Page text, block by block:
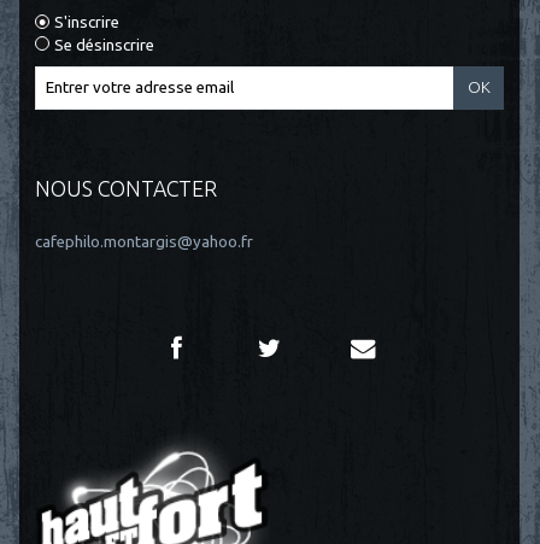
S'inscrire
Se désinscrire
NOUS CONTACTER
cafephilo.montargis@yahoo.fr